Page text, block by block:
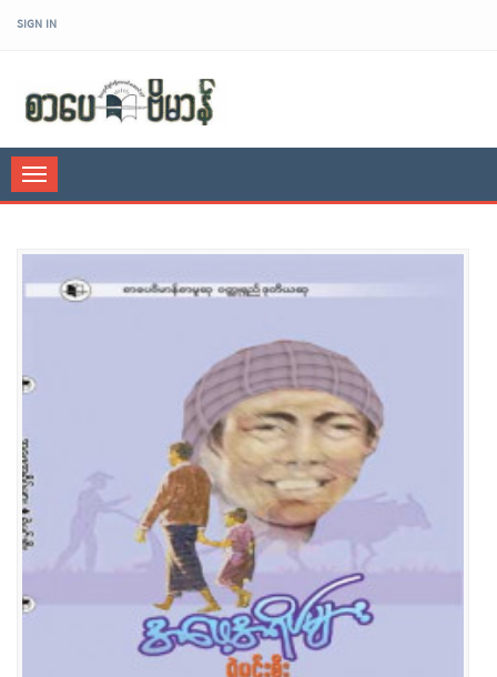
SIGN IN
Toggle
navigation